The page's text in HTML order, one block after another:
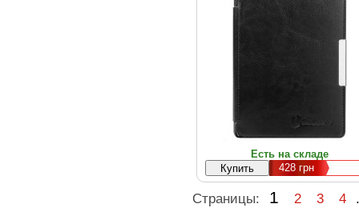
Есть на складе
428грн
Страницы: 1 2 3 4